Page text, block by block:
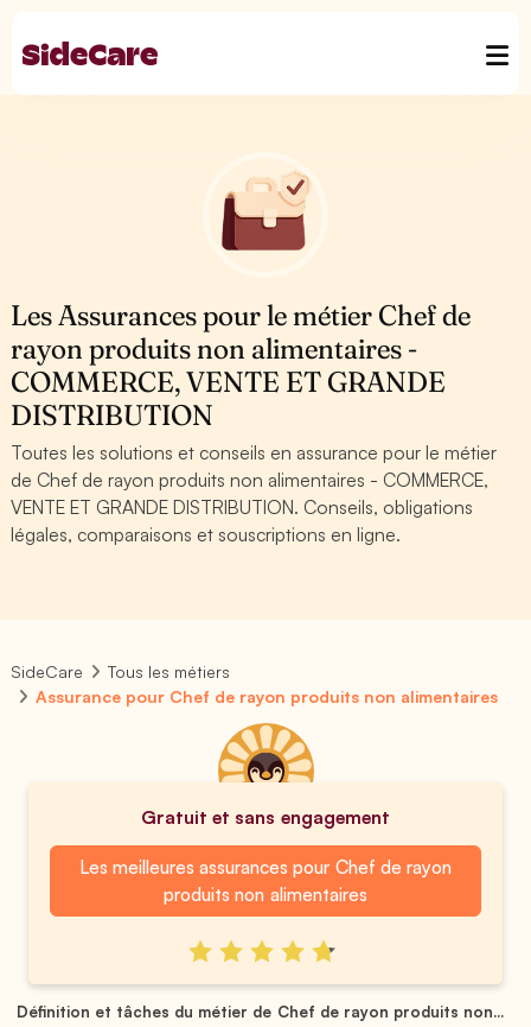
Les Assurances pour le métier Chef de
rayon produits non alimentaires -
COMMERCE, VENTE ET GRANDE
DISTRIBUTION
Toutes les solutions et conseils en assurance pour le métier
de Chef de rayon produits non alimentaires - COMMERCE,
VENTE ET GRANDE DISTRIBUTION. Conseils, obligations
légales, comparaisons et souscriptions en ligne.
SideCare
Tous les métiers
Assurance pour Chef de rayon produits non alimentaires
Gratuit et sans engagement
Les meilleures assurances pour Chef de rayon
produits non alimentaires
Définition et tâches du métier de Chef de rayon produits non...